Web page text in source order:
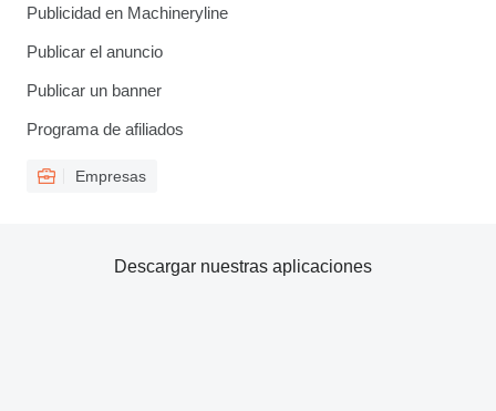
Publicidad en Machineryline
Publicar el anuncio
Publicar un banner
Programa de afiliados
Empresas
Descargar nuestras aplicaciones